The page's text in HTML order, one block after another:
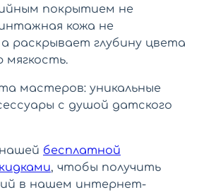
покрытием не
кожа не
раскрывает глубину цвета
мягкость.
мастеров: уникальные
с душой датского
бесплатной
, чтобы получить
в нашем интернет-